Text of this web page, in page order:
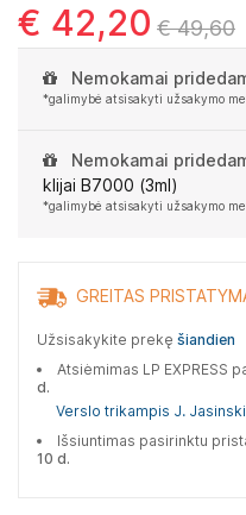
€ 42,20 € 49,60
Nemokamai
*galimybė atsisakyti užsakymo
Nemokamai
klijai B7000 (3ml)
*galimybė atsisakyti užsakymo
GREITAS
Užsisakykite prekę šiandien
Atsiėmimas LP EXPRESS
d.
Verslo trikampis J.
Išsiuntimas pasirinktu
10 d.